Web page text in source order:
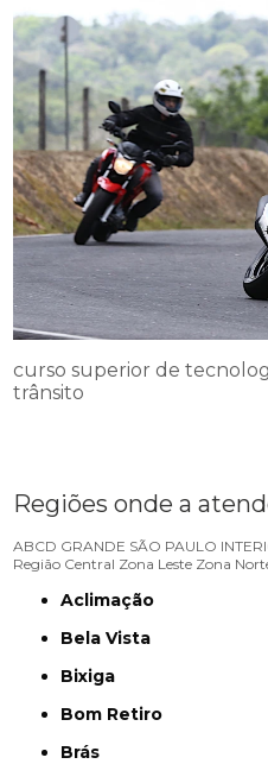
curso superior de
trânsito
Regiões onde a
ABCD GRANDE SÃO PAULO
Região Central Zona Leste Zona
Aclimação
Bela Vista
Bixiga
Bom Retiro
Brás